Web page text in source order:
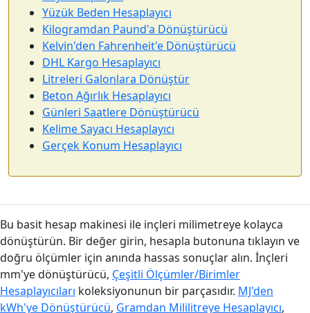
Yüzük Beden Hesaplayıcı
Kilogramdan Paund'a Dönüştürücü
Kelvin'den Fahrenheit'e Dönüştürücü
DHL Kargo Hesaplayıcı
Litreleri Galonlara Dönüştür
Beton Ağırlık Hesaplayıcı
Günleri Saatlere Dönüştürücü
Kelime Sayacı Hesaplayıcı
Gerçek Konum Hesaplayıcı
Bu basit hesap makinesi ile inçleri milimetreye kolayca
dönüştürün. Bir değer girin, hesapla butonuna tıklayın ve
doğru ölçümler için anında hassas sonuçlar alın. İnçleri
mm'ye dönüştürücü, Çeşitli Ölçümler/Birimler
Hesaplayıcıları koleksiyonunun bir parçasıdır. MJ'den
kWh'ye Dönüştürücü, Gramdan Mililitreye Hesaplayıcı,